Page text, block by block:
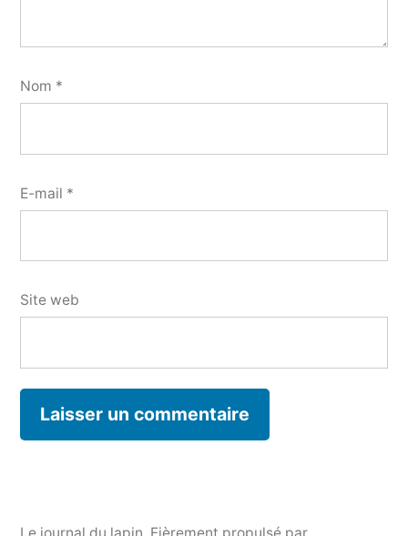
Nom *
E-mail *
Site web
Le journal du lapin Fièrement propulsé par